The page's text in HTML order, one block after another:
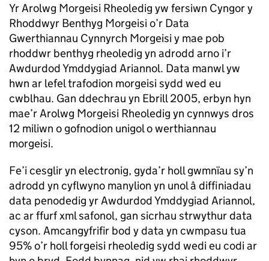
Yr Arolwg Morgeisi Rheoledig yw fersiwn Cyngor y
Rhoddwyr Benthyg Morgeisi o’r Data
Gwerthiannau Cynnyrch Morgeisi y mae pob
rhoddwr benthyg rheoledig yn adrodd arno i’r
Awdurdod Ymddygiad Ariannol. Data manwl yw
hwn ar lefel trafodion morgeisi sydd wed eu
cwblhau. Gan ddechrau yn Ebrill 2005, erbyn hyn
mae’r Arolwg Morgeisi Rheoledig yn cynnwys dros
12 miliwn o gofnodion unigol o werthiannau
morgeisi.
Fe’i cesglir yn electronig, gyda’r holl gwmnïau sy’n
adrodd yn cyflwyno manylion yn unol â diffiniadau
data penodedig yr Awdurdod Ymddygiad Ariannol,
ac ar ffurf xml safonol, gan sicrhau strwythur data
cyson. Amcangyfrifir bod y data yn cwmpasu tua
95% o’r holl forgeisi rheoledig sydd wedi eu codi ar